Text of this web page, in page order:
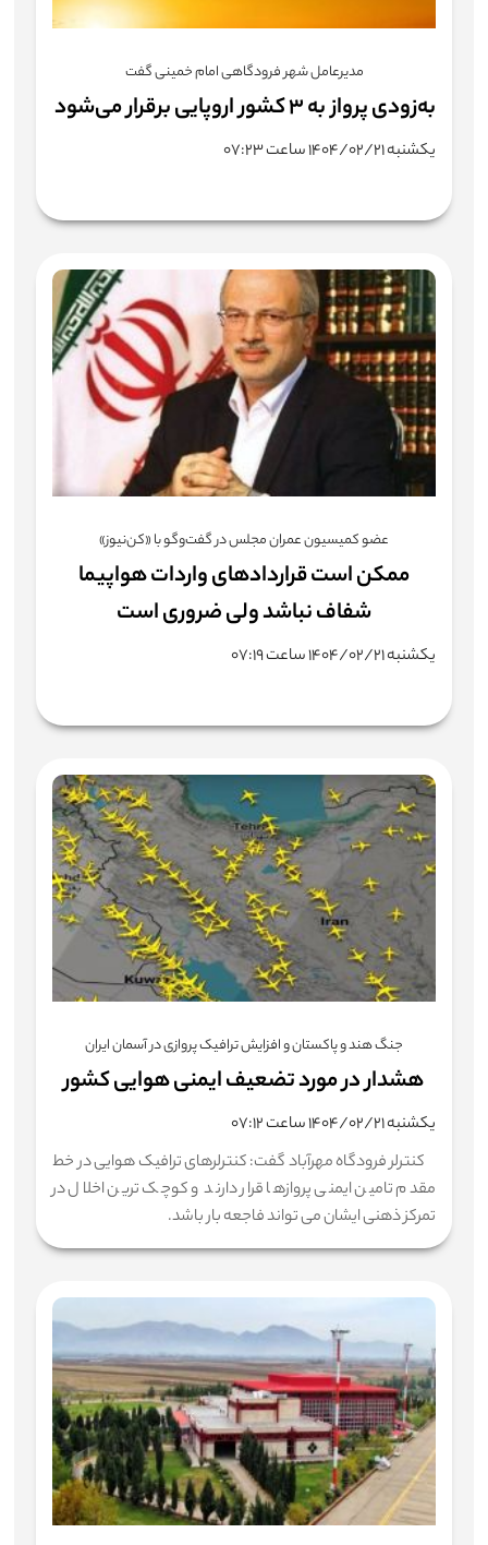
مدیرعامل شهر فرودگاهی امام خمینی گفت
به‌زودی پرواز به ۳ کشور اروپایی برقرار می‌شود
یکشنبه ۱۴۰۴/۰۲/۲۱ ساعت ۰۷:۲۳
عضو کمیسیون عمران مجلس در گفت‌وگو با «کن‌نیوز»
ممکن است قراردادهای واردات هواپیما
شفاف نباشد ولی ضروری است
یکشنبه ۱۴۰۴/۰۲/۲۱ ساعت ۰۷:۱۹
جنگ هند و پاکستان و افزایش ترافیک پروازی در آسمان ایران
هشدار در مورد تضعیف ایمنی هوایی کشور
یکشنبه ۱۴۰۴/۰۲/۲۱ ساعت ۰۷:۱۲
کنترلر فرودگاه مهرآباد گفت: کنترلرهای ترافیک هوایی در خط
مقدم تامین ایمنی پروازها قرار دارند و کوچک ترین اخلال در
تمرکز ذهنی ایشان می تواند فاجعه بار باشد.